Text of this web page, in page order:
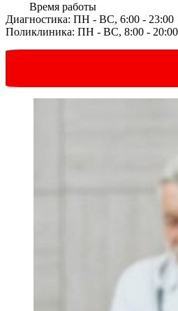
Время работы
Диагностика: ПН - ВС, 6:00 - 23:00
Поликлиника: ПН - ВС, 8:00 - 20:00
Запись онлайн